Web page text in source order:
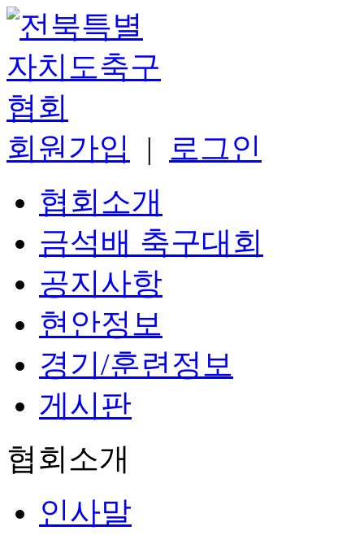
회원가입 | 로그인
협회소개
금석배 축구대회
공지사항
현안정보
경기/훈련정보
게시판
협회소개
인사말